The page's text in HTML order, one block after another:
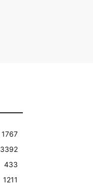
1767
3392
433
1211